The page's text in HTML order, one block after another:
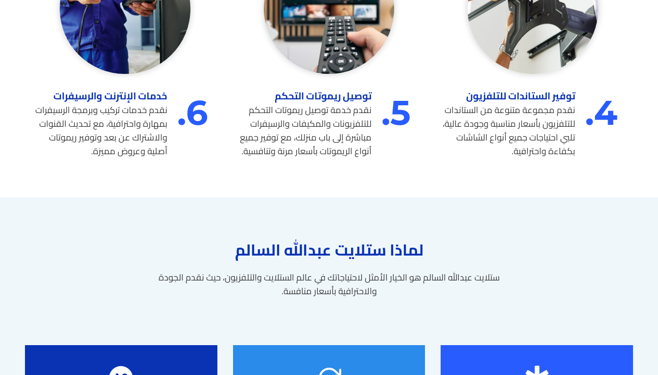
4. توفير الستاندات للتلفزيون
نقدم مجموعة متنوعة من الستاندات
للتلفزيون بأسعار مناسبة وجودة عالية،
تلبي احتياجات جميع أنواع الشاشات
بكفاءة واحترافية.
5. توصيل ريموتات التحكم
نقدم خدمة توصيل ريموتات التحكم
للتلفزيونات والمكيفات والرسيفرات
مباشرة إلى باب منزلك، مع توفير جميع
أنواع الريموتات بأسعار مرنة وتنافسية.
6. خدمات الإنترنت والرسيفرات
نقدم خدمات تركيب وبرمجة الرسيفرات
بمهارة واحترافية، مع تحديث القنوات
والاشتراك عن بعد وتوفير ريموتات
أصلية وعروض مميزة.
لماذا ستلايت عبدالله السالم
ستلايت عبدالله السالم هو الخيار الأمثل لاحتياجاتك في عالم الستلايت والتلفزيون، حيث نقدم الجودة
والاحترافية بأسعار منافسة.